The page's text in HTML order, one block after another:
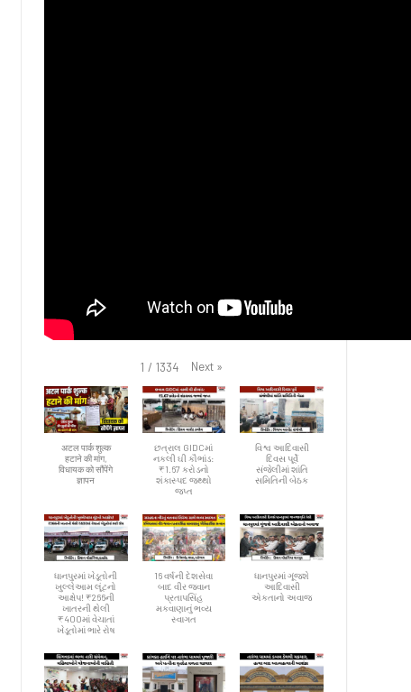
1 / 1334 Next »
अटल पार्क शुल्क
हटाने की मांग,
विधायक को सौंपेंगे
ज्ञापन
છત્રાલ GIDCમાં
નકલી ઘી કૌભાંડ:
₹1.67 કરોડનો
શંકાસ્પદ જથ્થો
જપ્ત
વિશ્વ આદિવાસી
દિવસ પૂર્વે
સંજેલીમાં શાંતિ
સમિતિની બેઠક
ધાનપુરમાં ખેડૂતોની
ખુલ્લેઆમ લૂંટનો
આક્ષેપ! ₹266ની
ખાતરની થેલી
₹400માં વેચાતાં
ખેડૂતોમાં ભારે રોષ
16 વર્ષની દેશસેવા
બાદ વીર જવાન
પ્રતાપસિંહ
મકવાણાનું ભવ્ય
સ્વાગત
ધાનપુરમાં ગૂંજશે
આદિવાસી
એકતાનો અવાજ